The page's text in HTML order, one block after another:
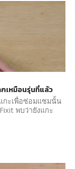
เหมือนรุ่นที่แล้ว
กะเพื่อซ่อมแซมนั้น
พบว่ายังแกะ